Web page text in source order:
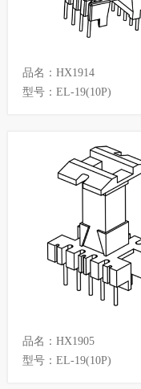
品名：HX1914
型号：EL-19(10P)
品名：HX1905
型号：EL-19(10P)